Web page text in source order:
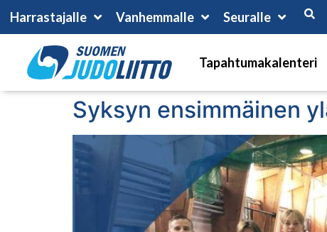
Harrastajalle Vanhemmalle Seuralle
Tapahtumakalenteri
Syksyn ensimmäinen